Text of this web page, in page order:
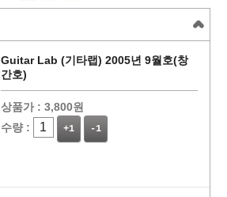
Guitar Lab (기타랩) 2005년 9월호(창
간호)
상품가 : 3,800원
수량 :
+1 -1